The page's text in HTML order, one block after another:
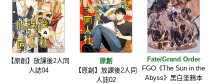
【原創】放課後2人同
人誌04
原創
【原創】放課後2人同
人誌02
Fate/Grand Order
FGO《The Sun in the
Abyss》黑白塗鴉本